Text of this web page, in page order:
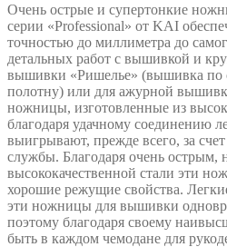
Очень острые и супертонкие
серии «Professional» от KAI
точностью до миллиметра до
детальных работ с вышивкой и
вышивки «Ришелье» (вышивка по
полотну) или для ажурной
ножницы, изготовленные из
благодаря удачному соединению
выигрывают, прежде всего, за
службы. Благодаря очень
высококачественной стали эти
хорошие режущие свойства.
эти ножницы для вышивки
поэтому благодаря своему
быть в каждом чемодане для